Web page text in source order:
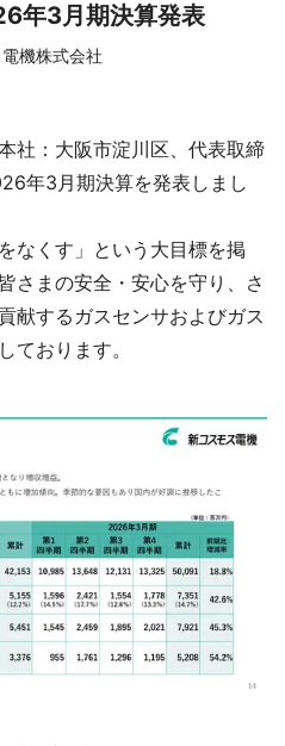
年3月期決算発表
機株式会社
社：大阪市淀川区、代表取締
年3月期決算を発表しまし
なくす」という大目標を掲
さまの安全・安心を守り、さ
献するガスセンサおよびガス
ております。